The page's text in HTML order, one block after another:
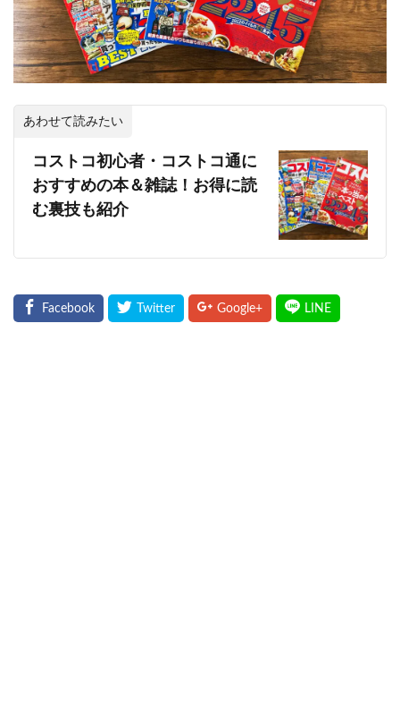
あわせて読みたい
コストコ初心者・コストコ通に
おすすめの本＆雑誌！お得に読
む裏技も紹介